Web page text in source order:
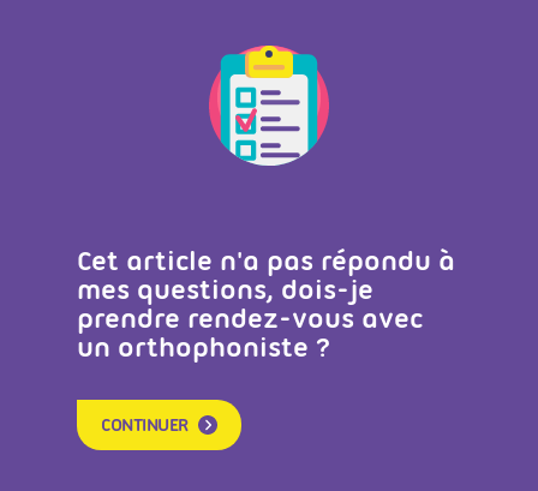
Cet article n'a pas répondu à
mes questions, dois-je
prendre rendez-vous avec
un orthophoniste ?
CONTINUER